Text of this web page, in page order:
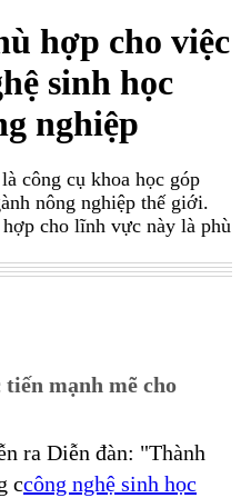
hợp cho việc
sinh học
nghiệp
công cụ khoa học góp
nông nghiệp thế giới.
cho lĩnh vực này là phù
tiến mạnh mẽ cho
ra Diễn đàn: "Thành
ccông nghệ sinh học